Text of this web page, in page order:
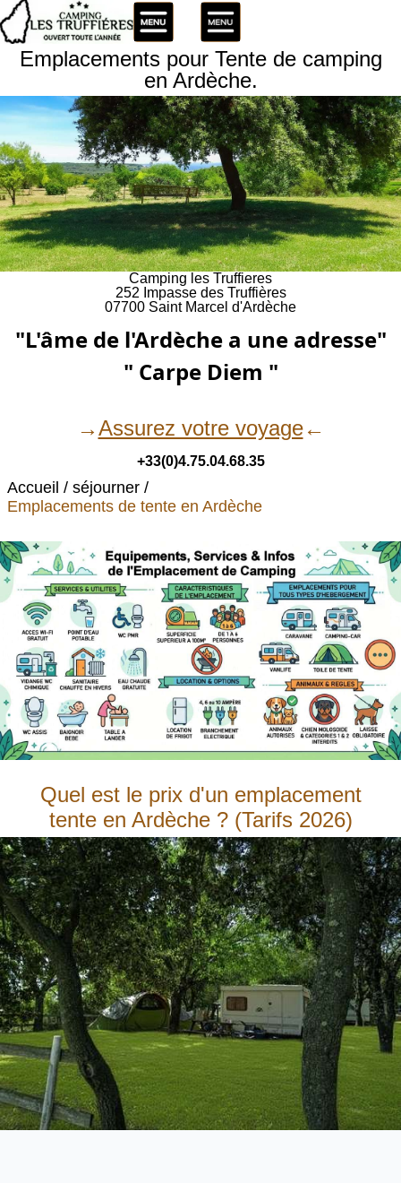
Emplacements pour Tente de camping
en Ardèche.
Camping les Truffieres
252 Impasse des Truffières
07700 Saint Marcel d'Ardèche
"L'âme de l'Ardèche a une adresse"
" Carpe Diem "
→Assurez votre voyage←
+33(0)4.75.04.68.35
Accueil
séjourner
Emplacements de tente en Ardèche
Quel est le prix d'un emplacement
tente en Ardèche ? (Tarifs 2026)